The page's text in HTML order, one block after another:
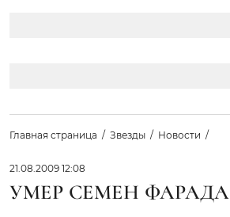
Главная страница Звезды Новости
21.08.2009 12:08
УМЕР СЕМЕН ФАРАДА